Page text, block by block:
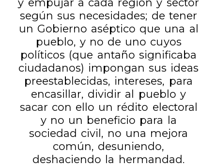
según sus necesidades; de tener
un Gobierno aséptico que una al
pueblo, y no de uno cuyos
políticos (que antaño significaba
ciudadanos) impongan sus ideas
preestablecidas, intereses, para
encasillar, dividir al pueblo y
sacar con ello un rédito electoral
y no un beneficio para la
sociedad civil, no una mejora
común, desuniendo,
deshaciendo la hermandad.